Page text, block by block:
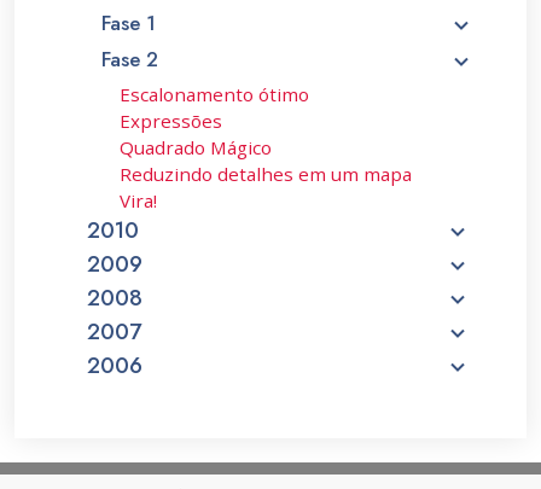
Fase 1
Fase 2
Escalonamento ótimo
Expressões
Quadrado Mágico
Reduzindo detalhes em um mapa
Vira!
2010
2009
2008
2007
2006